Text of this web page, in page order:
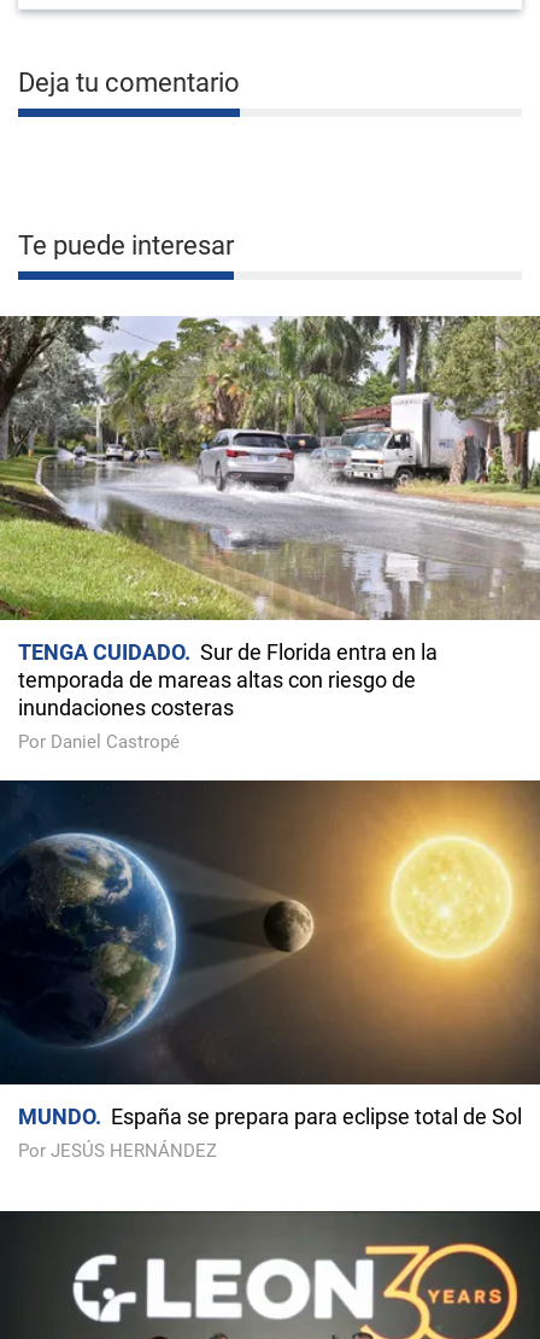
Deja tu comentario
Te puede interesar
TENGA CUIDADO
Sur de Florida entra en la
temporada de mareas altas con riesgo de
inundaciones costeras
Por Daniel Castropé
MUNDO España se prepara para eclipse total de Sol
Por JESÚS HERNÁNDEZ